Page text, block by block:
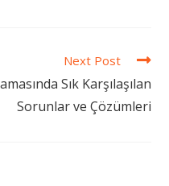
Next Post
Sık Karşılaşılan
Sorunlar ve Çözümleri